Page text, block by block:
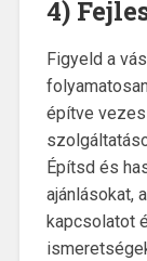
4)
Figyeld a
építve
Építsd és
ajánlásokat,
kapcsolatot